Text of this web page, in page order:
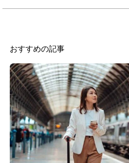
おすすめの記事